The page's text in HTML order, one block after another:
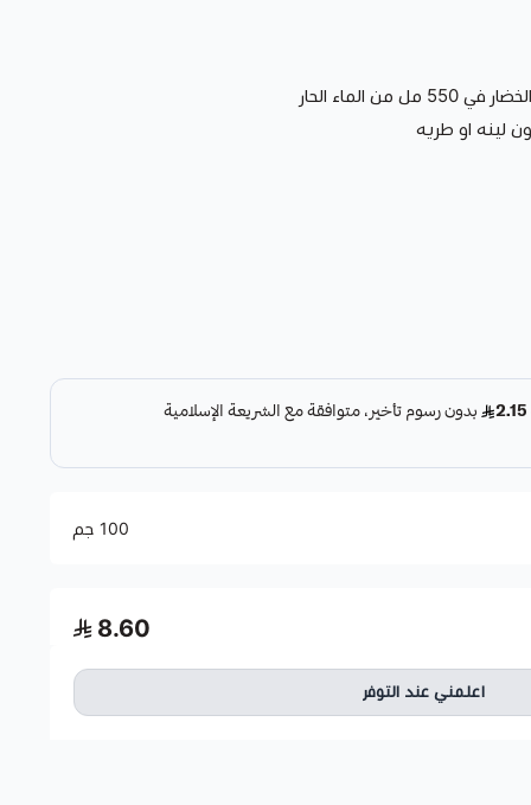
الماء الحار
100 جم
8.60
اعلمني عند التوفر